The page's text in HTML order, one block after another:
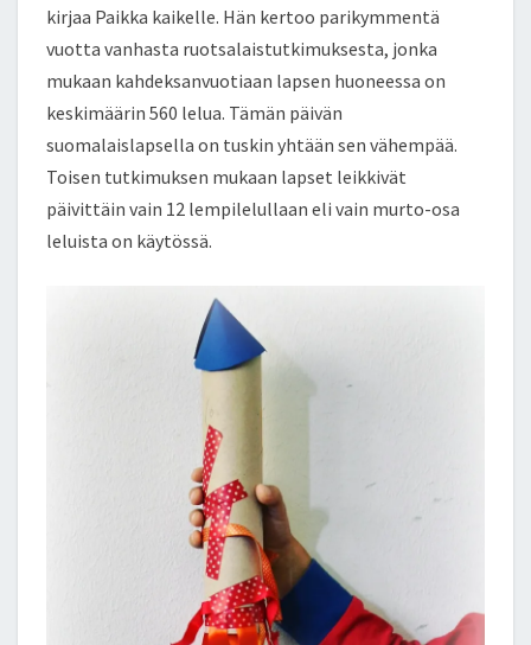
kirjaa Paikka kaikelle. Hän kertoo parikymmentä
vuotta vanhasta ruotsalaistutkimuksesta, jonka
mukaan kahdeksanvuotiaan lapsen huoneessa on
keskimäärin 560 lelua. Tämän päivän
suomalaislapsella on tuskin yhtään sen vähempää.
Toisen tutkimuksen mukaan lapset leikkivät
päivittäin vain 12 lempilelullaan eli vain murto-osa
leluista on käytössä.